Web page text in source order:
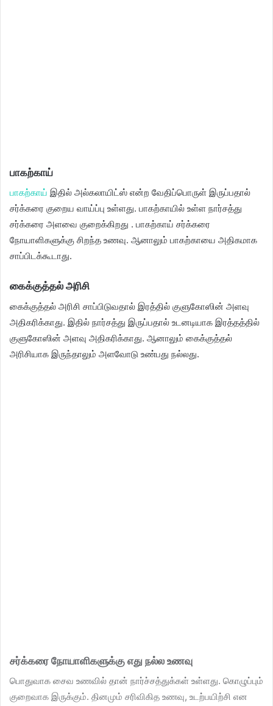
பாகற்காய்
பாகற்காய் இதில் அல்கலாயிட்ஸ் என்ற வேதிப்பொருள் இருப்பதால்
சர்க்கரை குறைய வாய்ப்பு உள்ளது. பாகற்காயில் உள்ள நார்சத்து
சர்க்கரை அளவை குறைக்கிறது . பாகற்காய் சர்க்கரை
நோயாளிகளுக்கு சிறந்த உணவு. ஆனாலும் பாகற்காயை அதிகமாக
சாப்பிடக்கூடாது.
கைக்குத்தல் அரிசி
கைக்குத்தல் அரிசி சாப்பிடுவதால் இரத்தில் குளுகோஸின் அளவு
அதிகரிக்காது. இதில் நார்சத்து இருப்பதால் உடனடியாக இரத்தத்தில்
குளுகோஸின் அளவு அதிகரிக்காது. ஆனாலும் கைக்குத்தல்
அரிசியாக இருந்தாலும் அளவோடு உண்பது நல்லது.
சர்க்கரை நோயாளிகளுக்கு எது நல்ல உணவு
பொதுவாக சைவ உணவில் தான் நார்ச்சத்துக்கள் உள்ளது. கொழுப்பும்
குறைவாக இருக்கும். தினமும் சரிவிகித உணவு, உடற்பயிற்சி என